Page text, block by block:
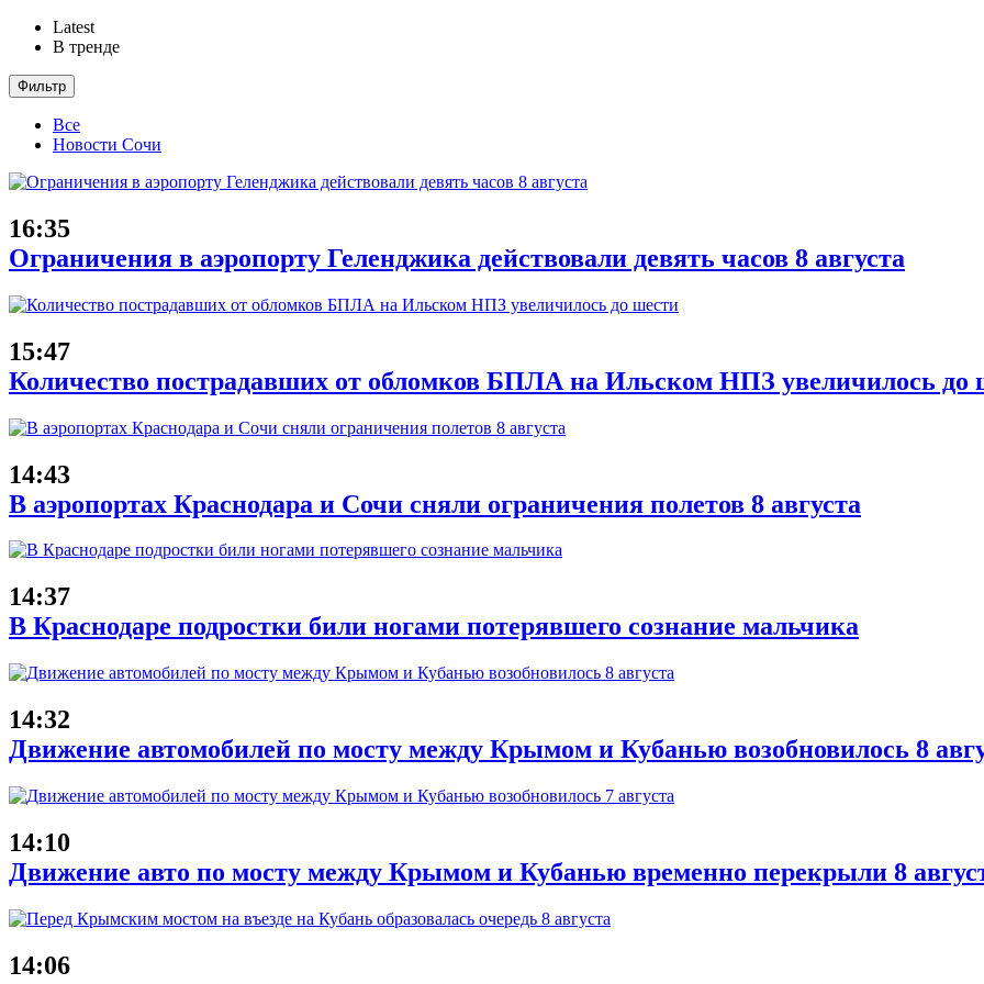
Latest
В тренде
Фильтр
Все
Новости Сочи
16:35
Ограничения в аэропорту Геленджика действовали девять часов 8 августа
15:47
Количество пострадавших от обломков БПЛА на Ильском НПЗ увеличилось до
14:43
В аэропортах Краснодара и Сочи сняли ограничения полетов 8 августа
14:37
В Краснодаре подростки били ногами потерявшего сознание мальчика
14:32
Движение автомобилей по мосту между Крымом и Кубанью возобновилось 8
14:10
Движение авто по мосту между Крымом и Кубанью временно перекрыли 8
14:06